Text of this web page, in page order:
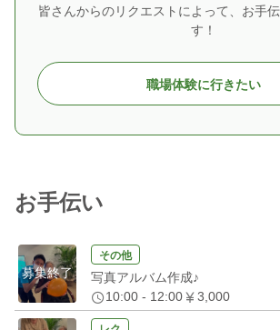
皆さんからのリクエストによって、お手
す！
職場体験に行きたい
お手伝い
募集終了
その他
写真アルバム作成♪
10:00 - 12:00
3,000